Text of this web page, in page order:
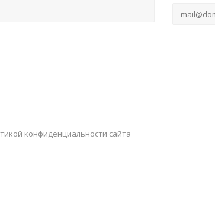
конфиденциальности сайта